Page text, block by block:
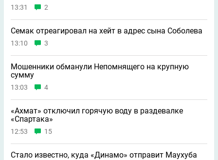
13:31 2
Семак отреагировал на хейт в адрес сына Соболева
13:10 3
Мошенники обманули Непомнящего на крупную
сумму
13:03 4
«Ахмат» отключил горячую воду в раздевалке
«Спартака»
12:53 15
Стало известно, куда «Динамо» отправит Маухуба